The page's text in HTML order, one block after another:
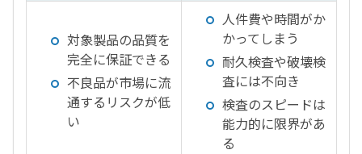
対象製品の品質を
完全に保証できる
不良品が市場に流
通するリスクが低
い
人件費や時間がか
かってしまう
耐久検査や破壊検
査には不向き
検査のスピードは
能力的に限界があ
る